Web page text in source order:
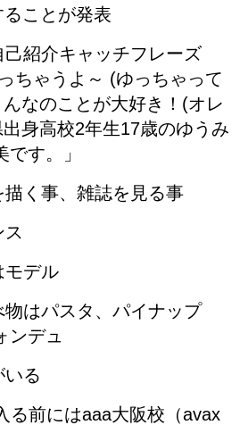
ことが発表
己紹介キャッチフレーズ
ちゃうよ～ (ゆっちゃって
なのことが大好き！(オレ
身高校2年生17歳のゆうみ
す。」
描く事、雑誌を見る事
モデル
物はパスタ、パイナップ
ンデュ
いる
る前にはaaa大阪校（avax